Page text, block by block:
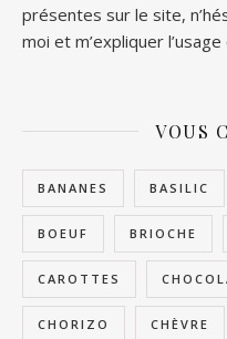
présentes sur le site,
moi et m’expliquer
VOUS
BANANES BASILIC
BOEUF BRIOCHE
CAROTTES
CHORIZO CHÈVRE